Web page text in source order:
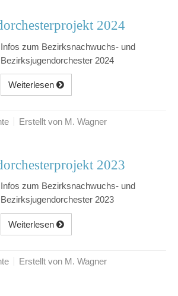
2024
Infos zum Bezirksnachwuchs- und
Bezirksjugendorchester 2024
Weiterlesen
Erstellt von M. Wagner
2023
Infos zum Bezirksnachwuchs- und
Bezirksjugendorchester 2023
Weiterlesen
Erstellt von M. Wagner